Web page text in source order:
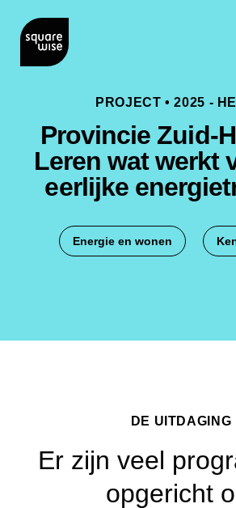
PROJECT•2025 -
Provincie Zuid-
Leren wat werkt
eerlijke
Energie en wonen
DE UITDAGING
Er zijn veel
opgericht